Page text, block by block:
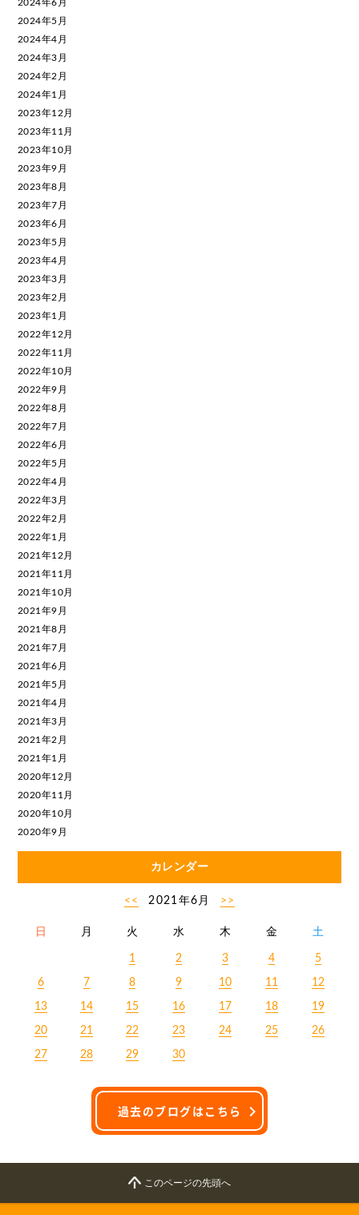
2024年6月
2024年5月
2024年4月
2024年3月
2024年2月
2024年1月
2023年12月
2023年11月
2023年10月
2023年9月
2023年8月
2023年7月
2023年6月
2023年5月
2023年4月
2023年3月
2023年2月
2023年1月
2022年12月
2022年11月
2022年10月
2022年9月
2022年8月
2022年7月
2022年6月
2022年5月
2022年4月
2022年3月
2022年2月
2022年1月
2021年12月
2021年11月
2021年10月
2021年9月
2021年8月
2021年7月
2021年6月
2021年5月
2021年4月
2021年3月
2021年2月
2021年1月
2020年12月
2020年11月
2020年10月
2020年9月
カレンダー
<< 2021年6月 >>
日 月 火 水 木 金 土
1 2 3 4 5
6 7 8 9 10 11 12
13 14 15 16 17 18 19
20 21 22 23 24 25 26
27 28 29 30
過去のブログはこちら
このページの先頭へ